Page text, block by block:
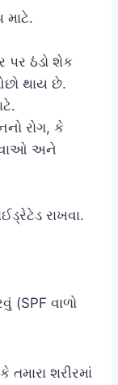
પર ઠંડો શેક
થાય છે.
રોગ, કે
અને
રાખવા.
(SPF વાળો
શરીરમાં